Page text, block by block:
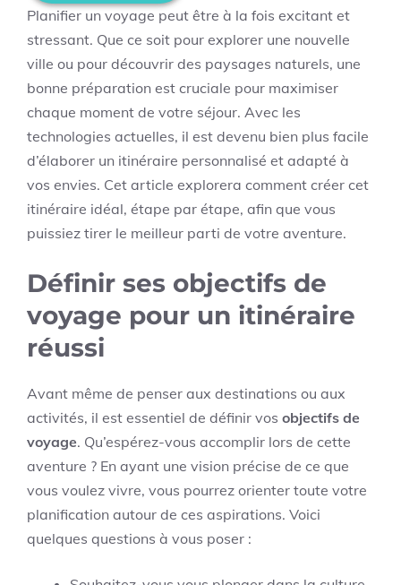
Planifier un voyage peut être à la fois excitant et
stressant. Que ce soit pour explorer une nouvelle
ville ou pour découvrir des paysages naturels, une
bonne préparation est cruciale pour maximiser
chaque moment de votre séjour. Avec les
technologies actuelles, il est devenu bien plus facile
d’élaborer un itinéraire personnalisé et adapté à
vos envies. Cet article explorera comment créer cet
itinéraire idéal, étape par étape, afin que vous
puissiez tirer le meilleur parti de votre aventure.
Définir ses objectifs de
voyage pour un itinéraire
réussi
Avant même de penser aux destinations ou aux
activités, il est essentiel de définir vos objectifs de
voyage. Qu’espérez-vous accomplir lors de cette
aventure ? En ayant une vision précise de ce que
vous voulez vivre, vous pourrez orienter toute votre
planification autour de ces aspirations. Voici
quelques questions à vous poser :